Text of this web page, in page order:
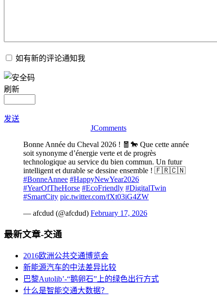
如有新的评论通知我
刷新
发送
JComments
Bonne Année du Cheval 2026 ! 🧧🐎 Que cette année
soit synonyme d’énergie verte et de progrès
technologique au service du bien commun. Un futur
intelligent et durable se dessine ensemble ! 🇫🇷🇨🇳
#BonneAnnee #HappyNewYear2026
#YearOfTheHorse #EcoFriendly #DigitalTwin
#SmartCity pic.twitter.com/fXt03iG4ZW
— afcdud (@afcdud) February 17, 2026
最新文章-交通
2016欧洲公共交通博览会
新能源汽车的中法差异比较
巴黎Autolib’-“鹅卵石”上的绿色出行方式
什么是智能交通大数据？